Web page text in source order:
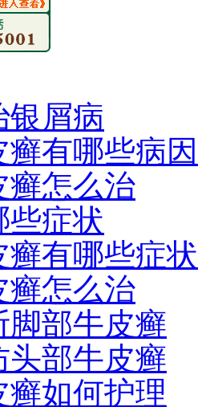
银屑病
有哪些病因
癣怎么治
些症状
癣有哪些症状
癣怎么治
脚部牛皮癣
头部牛皮癣
癣如何护理